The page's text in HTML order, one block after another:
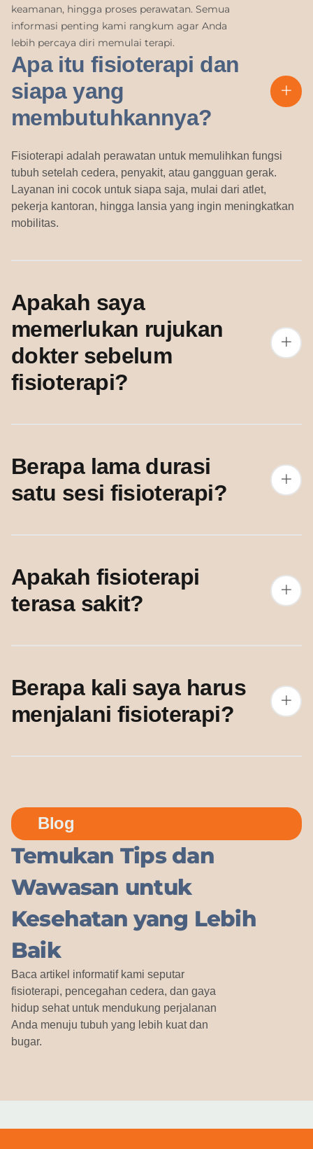
keamanan, hingga proses perawatan. Semua
informasi penting kami rangkum agar Anda
lebih percaya diri memulai terapi.
Apa itu fisioterapi dan
siapa yang
membutuhkannya?
Fisioterapi adalah perawatan untuk memulihkan fungsi
tubuh setelah cedera, penyakit, atau gangguan gerak.
Layanan ini cocok untuk siapa saja, mulai dari atlet,
pekerja kantoran, hingga lansia yang ingin meningkatkan
mobilitas.
Apakah saya
memerlukan rujukan
dokter sebelum
fisioterapi?
Berapa lama durasi
satu sesi fisioterapi?
Apakah fisioterapi
terasa sakit?
Berapa kali saya harus
menjalani fisioterapi?
Blog
Temukan Tips dan
Wawasan untuk
Kesehatan yang Lebih
Baik
Baca artikel informatif kami seputar
fisioterapi, pencegahan cedera, dan gaya
hidup sehat untuk mendukung perjalanan
Anda menuju tubuh yang lebih kuat dan
bugar.